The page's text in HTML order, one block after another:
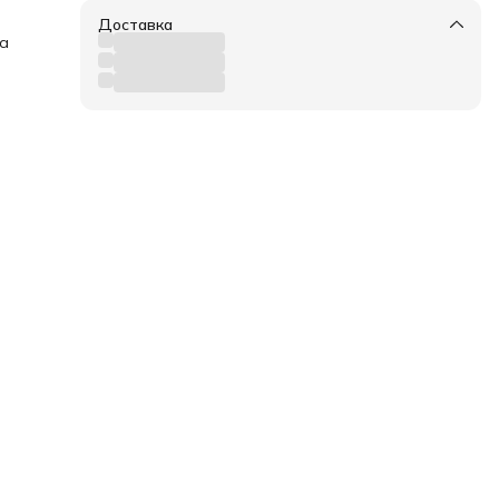
Доставка